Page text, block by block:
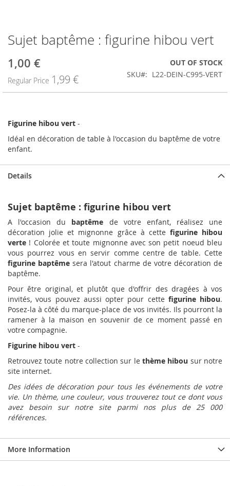
Skip
to
the
beginning
of
Sujet baptême : figurine hibou vert
Special
1,00 €
Regular Price 1,99 €
OUT OF STOCK
SKU
L22-DEIN-C995-VERT
Figurine hibou vert -
Idéal en décoration de table à l'occasion du baptême de votre
enfant.
Details
Sujet baptême : figurine hibou vert
A l'occasion du baptême de votre enfant, réalisez une
décoration jolie et mignonne grâce à cette figurine hibou
verte ! Colorée et toute mignonne avec son petit noeud bleu
vous pourrez vous en servir comme centre de table. Cette
figurine baptême sera l'atout charme de votre décoration de
baptême.
Pour être original, et plutôt que d'offrir des dragées à vos
invités, vous pouvez aussi opter pour cettefigurine hibou.
Posez-la à côté du marque-place de vos invités. Ils pourront la
ramener à la maison en souvenir de ce moment passé en
votre compagnie.
Figurine hibou vert -
Retrouvez toute notre collection sur lethème hibou sur notre
site internet.
Des idées de décoration pour tous les événements de votre
vie. Un thème, une couleur, vous trouverez tout ce dont vous
avez besoin sur notre site parmi nos plus de 25 000
références.
More Information